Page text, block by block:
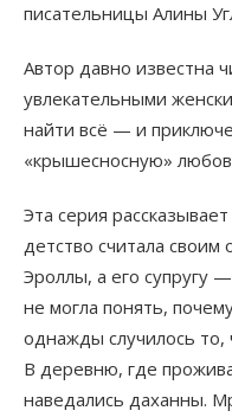
писательницы Алины
Автор давно известна
увлекательными
найти всё — и
«крышесносную»
Эта серия
детство считала
Эроллы, а его супругу
не могла понять,
однажды случилось то,
В деревню, где
наведались даханны.